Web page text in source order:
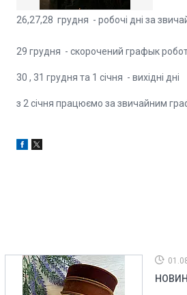
26,27,28 грудня - робочі дні за
29 грудня - скорочений графык
30 , 31 грудня та 1 січня - вихідні дні
з 2 січня працюємо за звичайним